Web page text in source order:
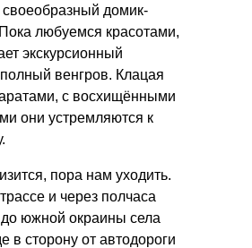
своеобразный домик-
любуемся красотами,
экскурсионный
венгров. Клацая
с восхищёнными
они устремляются к
пора нам уходить.
и через полчаса
южной окраины села
в сторону от автодороги